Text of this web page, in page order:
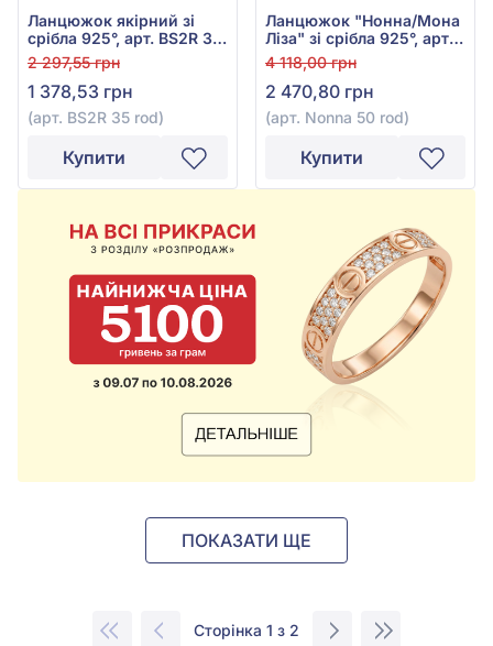
Ланцюжок якірний зі
срібла 925°, арт. BS2R 35
rod
2 297,55 грн
1 378,53 грн
(арт. BS2R 35 rod)
Купити
Ланцюжок "Нонна/Мона
Ліза" зі срібла 925°, арт.
Nonna 50 rod
4 118,00 грн
2 470,80 грн
(арт. Nonna 50 rod)
Купити
ПОКАЗАТИ ЩЕ
Сторінка 1 з 2